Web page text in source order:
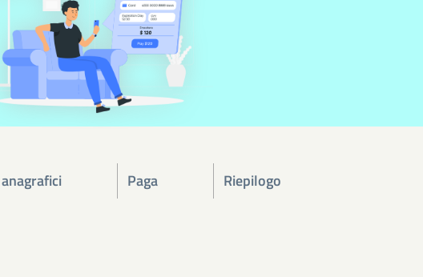
Paga Riepilogo